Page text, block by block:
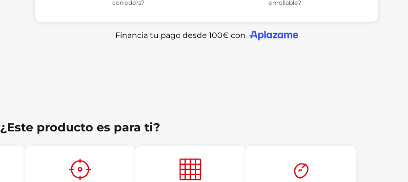
corredera?
enrollable?
Financia tu pago desde 100€ con
¿Este producto es para ti?